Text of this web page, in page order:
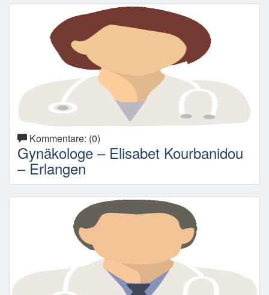
Kommentare: (0)
Gynäkologe – Elisabet Kourbanidou
– Erlangen